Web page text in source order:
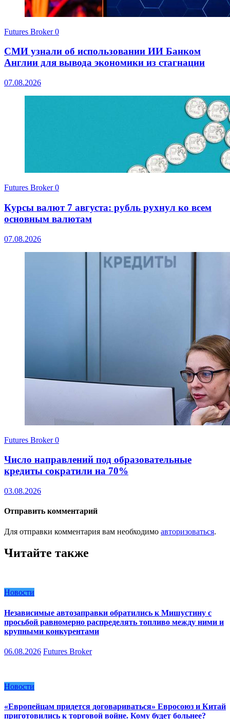
Futures Broker0
СМИ узнали об использовании ИИ Банком
Англии для вывода экономики из стагнации
07.08.2026
Futures Broker0
Курсы валют 7 августа: рубль рухнул ко всем
основным валютам
07.08.2026
Futures Broker0
Число направлений под образовательные
кредиты сократили на 70%
03.08.2026
Отправить комментарий
Для отправки комментария вам необходимо авторизоваться.
Читайте также
Новости
Независимые автозаправки обратились к Мишустину с
просьбой равномерно распределять топливо между ними и
крупными конкурентами
06.08.2026 Futures Broker
Новости
«Европейцам придется договариваться» Евросоюз и Китай
приготовились к торговой войне. Кому будет больнее?